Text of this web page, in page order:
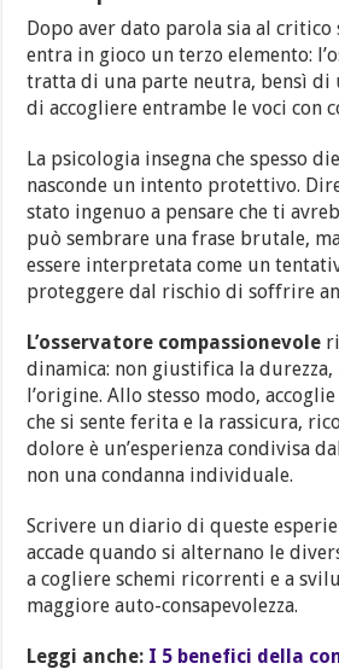
Dopo aver dato parola sia al
entra in gioco un terzo elemento:
tratta di una parte neutra, bensì di
di accogliere entrambe le voci con
La psicologia insegna che spesso
nasconde un intento protettivo. Dire
stato ingenuo a pensare che ti
può sembrare una frase brutale,
essere interpretata come un
proteggere dal rischio di soffrire
L’osservatore compassionevole
dinamica: non giustifica la durezza,
l’origine. Allo stesso modo,
che si sente ferita e la rassicura,
dolore è un’esperienza condivisa
non una condanna individuale.
Scrivere un diario di queste
accade quando si alternano le
a cogliere schemi ricorrenti e a
maggiore auto-consapevolezza.
Leggi anche: I 5 benefici della